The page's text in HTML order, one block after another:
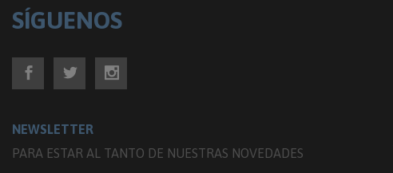
SÍGUENOS
NEWSLETTER
PARA ESTAR AL TANTO DE NUESTRAS NOVEDADES